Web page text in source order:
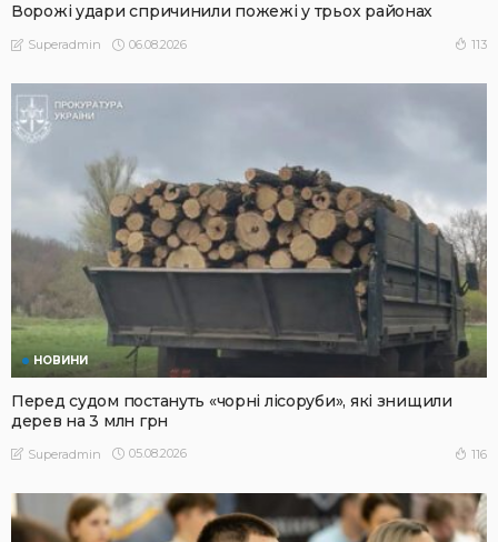
Ворожі удари спричинили пожежі у трьох районах
Superadmin 06.08.2026 113
НОВИНИ
Перед судом постануть «чорні лісоруби», які знищили
дерев на 3 млн грн
Superadmin 05.08.2026 116